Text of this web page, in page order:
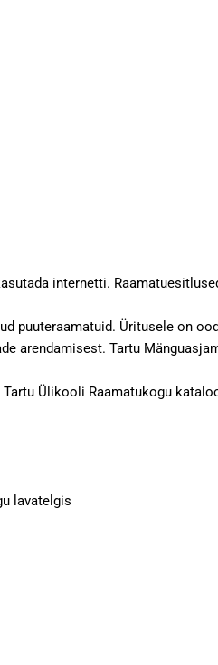
internetti.
puuteraamatuid. Üritusele on
arendamisest. Tartu
Tartu Ülikooli Raamatukogu
lavatelgis